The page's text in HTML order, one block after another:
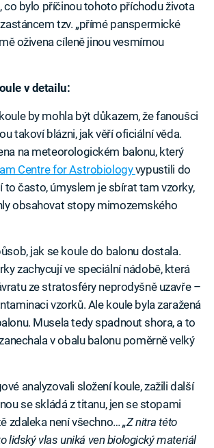
co bylo příčinou tohoto příchodu života
tzv. „přímé panspermické
oživena cíleně jinou vesmírnou
v detailu:
by mohla být důkazem, že fanoušci
takoví blázni, jak věří oficiální věda.
na meteorologickém balonu, který
Centre for Astrobiologyvypustili do
to často, úmyslem je sbírat tam vzorky,
obsahovat stopy mimozemského
jak se koule do balonu dostala.
zachycují ve speciální nádobě, která
ze stratosféry neprodyšně uzavře –
vzorků. Ale koule byla zaražená
Musela tedy spadnout shora, a to
v obalu balonu poměrně velký
analyzovali složení koule, zažili další
se skládá z titanu, jen se stopami
zdaleka není všechno…„Z nitra této
lidský vlas uniká ven biologický materiál